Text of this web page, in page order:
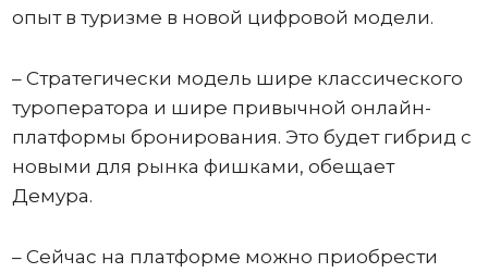
опыт в туризме в новой цифровой модели.
– Стратегически модель шире классического
туроператора и шире привычной онлайн-
платформы бронирования. Это будет гибрид с
новыми для рынка фишками, обещает
Демура.
– Сейчас на платформе можно приобрести